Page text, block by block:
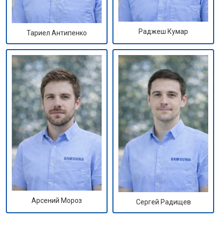
Тариел Антипенко Раджеш Кумар
Арсений Мороз Сергей Радищев